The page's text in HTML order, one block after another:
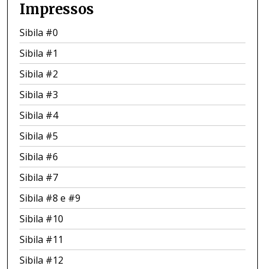
Impressos
Sibila #0
Sibila #1
Sibila #2
Sibila #3
Sibila #4
Sibila #5
Sibila #6
Sibila #7
Sibila #8 e #9
Sibila #10
Sibila #11
Sibila #12